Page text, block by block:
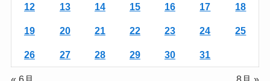
12 13 14 15 16 17 18
19 20 21 22 23 24 25
26 27 28 29 30 31